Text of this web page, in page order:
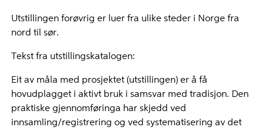
Utstillingen forøvrig er luer fra ulike steder i Norge fra
nord til sør.
Tekst fra utstillingskatalogen:
Eit av måla med prosjektet (utstillingen) er å få
hovudplagget i aktivt bruk i samsvar med tradisjon. Den
praktiske gjennomføringa har skjedd ved
innsamling/registrering og ved systematisering av det